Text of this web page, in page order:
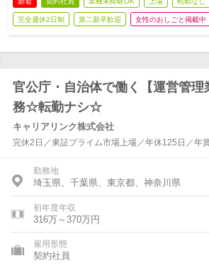
完全週休2日制 第二新卒歓迎 女性のおしごと掲載中
官公庁・自治体で働く【運営管理
務☆転勤ナシ☆
キャリアリンク株式会社
完休2日／東証プライム市場上場／年休125日／年
勤務地
埼玉県、千葉県、東京都、神奈川県
初年度年収
316万～370万円
雇用形態
契約社員